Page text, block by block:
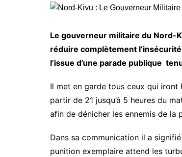
Le gouverneur militaire du Nord-
réduire complètement
l’issue d’une parade publique
Il met en garde tous ceux qui
partir de 21 jusqu’à 5 heures du
afin de dénicher les ennemis de la
Dans sa communication il a
punition exemplaire attend les